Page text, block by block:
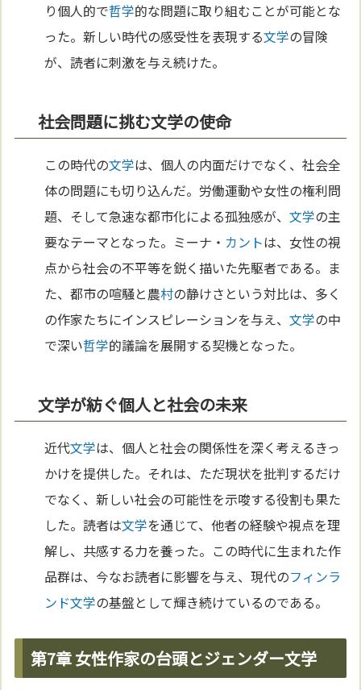
り個人的で哲学的な問題に取り組むことが可能とな
った。新しい時代の感受性を表現する文学の冒険
が、読者に刺激を与え続けた。
社会問題に挑む文学の使命
この時代の文学は、個人の内面だけでなく、社会全
体の問題にも切り込んだ。労働運動や女性の権利問
題、そして急速な都市化による孤独感が、文学の主
要なテーマとなった。ミーナ・ カントは、女性の視
点から社会の不平等を鋭く描いた先駆者である。ま
た、都市の喧騒と農村の静けさという対比は、多く
の作家たちにインスピレーションを与え、文学の中
で深い哲学的議論を展開する契機となった。
文学が紡ぐ個人と社会の未来
近代文学は、個人と社会の関係性を深く考えるきっ
かけを提供した。それは、ただ現状を批判するだけ
でなく、新しい社会の可能性を示唆する役割も果た
した。読者は文学を通じて、他者の経験や視点を理
解し、共感する力を養った。この時代に生まれた作
品群は、今なお読者に影響を与え、現代のフィンラ
ンド文学の基盤として輝き続けているのである。
第7章 女性作家の台頭とジェンダー文学